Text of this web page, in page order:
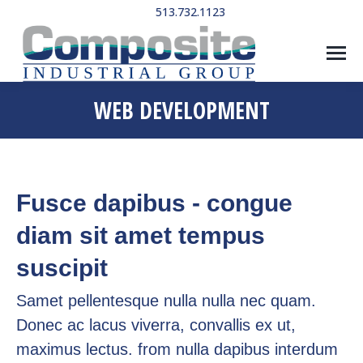
513.732.1123
WEB DEVELOPMENT
Fusce dapibus - congue
diam sit amet tempus
suscipit
Samet pellentesque nulla nulla nec quam.
Donec ac lacus viverra, convallis ex ut,
maximus lectus. from nulla dapibus interdum